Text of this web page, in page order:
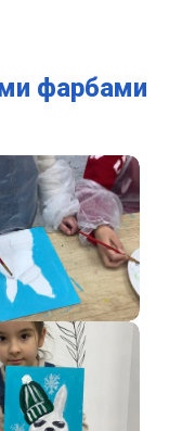
фарбами